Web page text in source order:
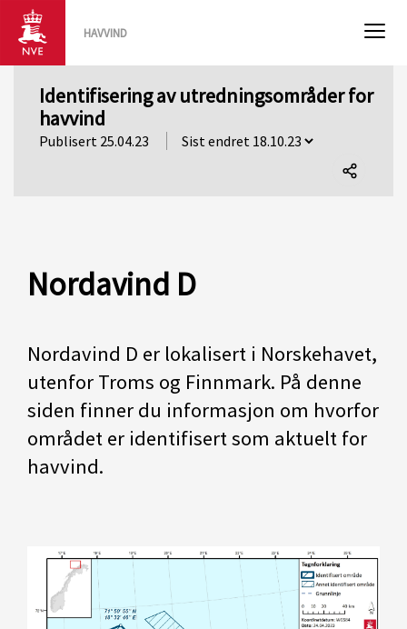
HAVVIND
Identifisering av utredningsområder for
havvind
Publisert 25.04.23
Nordavind D
Nordavind D er lokalisert i Norskehavet,
utenfor Troms og Finnmark. På denne
siden finner du informasjon om hvorfor
området er identifisert som aktuelt for
havvind.